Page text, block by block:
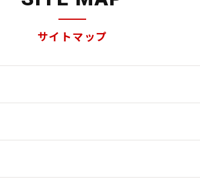
サイトマップ